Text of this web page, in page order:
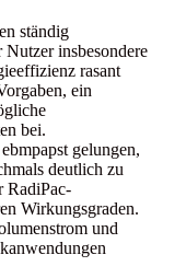
ständig
insbesondere
rasant
ein
bei.
gelungen,
deutlich zu
RadiPac-
Wirkungsgraden.
und